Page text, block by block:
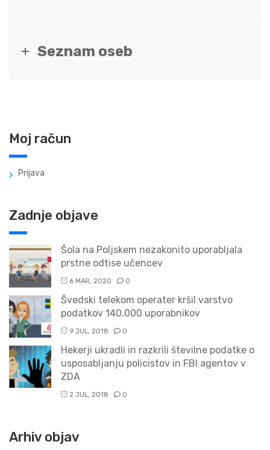
Seznam oseb
Moj račun
Prijava
Zadnje objave
Šola na Poljskem nezakonito uporabljala
prstne odtise učencev
6 MAR, 2020 0
Švedski telekom operater kršil varstvo
podatkov 140.000 uporabnikov
9 JUL, 2018 0
Hekerji ukradli in razkrili številne podatke o
usposabljanju policistov in FBI agentov v
ZDA
2 JUL, 2018 0
Arhiv objav